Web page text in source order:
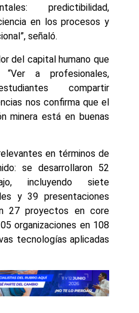
predictibilidad,
en los procesos y
señaló.
del capital humano que
a profesionales,
compartir
nos confirma que el
minera está en buenas
en términos de
se desarrollaron 52
incluyendo siete
y 39 presentaciones
27 proyectos en core
organizaciones en 108
tecnologías aplicadas